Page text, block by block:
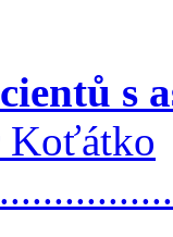
s
Koťátko